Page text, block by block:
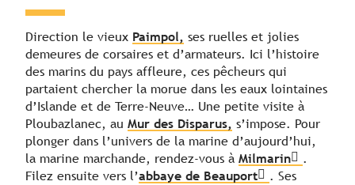
Direction le vieux Paimpol, ses ruelles et jolies
demeures de corsaires et d’armateurs. Ici l’histoire
des marins du pays affleure, ces pêcheurs qui
partaient chercher la morue dans les eaux lointaines
d’Islande et de Terre-Neuve… Une petite visite à
Ploubazlanec, au Mur des Disparus, s’impose. Pour
plonger dans l’univers de la marine d’aujourd’hui,
la marine marchande, rendez-vous à Milmarin
.
Filez ensuite vers l’abbaye de Beauport
. Ses